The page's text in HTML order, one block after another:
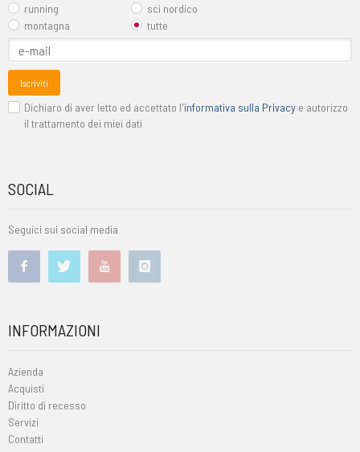
running
sci nordico
montagna
tutte
Iscriviti
Dichiaro di aver letto ed accettato l'informativa sulla Privacy e autorizzo
il trattamento dei miei dati
SOCIAL
Seguici sui social media
INFORMAZIONI
Azienda
Acquisti
Diritto di recesso
Servizi
Contatti